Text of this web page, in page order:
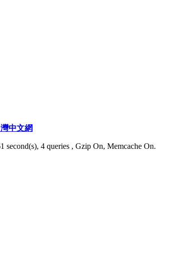
中文網
second(s), 4 queries , Gzip On, Memcache On.